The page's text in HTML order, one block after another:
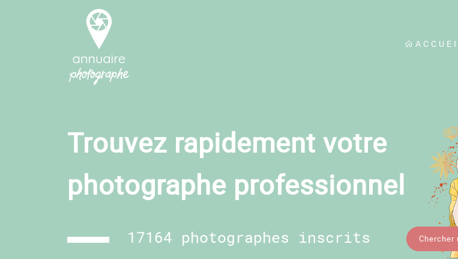
Trouvez rapidement votre
photographe professionnel
17164 photographes inscrits Chercher